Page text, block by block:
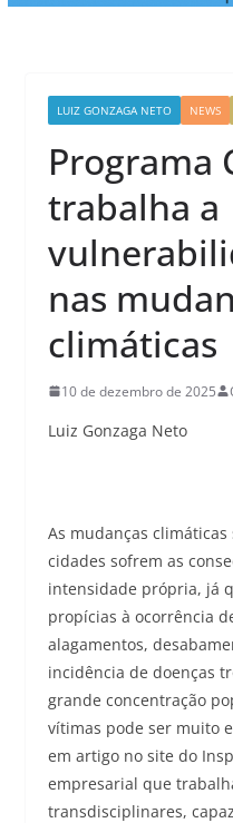
LUIZ GONZAGA NETO NEWS
Programa
trabalha a
nas
climáticas
10 de dezembro de 2025
Luiz Gonzaga Neto
As mudanças
cidades sofrem as
intensidade própria, já
propícias à ocorrência
alagamentos,
incidência de doenças
grande concentração
vítimas pode ser muito
em artigo no site do
empresarial que
transdisciplinares,